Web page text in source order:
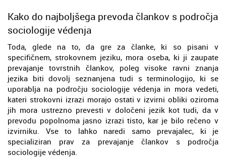
Kako do najboljšega prevoda člankov s področja
sociologije védenja
Toda, glede na to, da gre za članke, ki so pisani v
specifičnem, strokovnem jeziku, mora oseba, ki ji zaupate
prevajanje tovrstnih člankov, poleg visoke ravni znanja
jezika biti dovolj seznanjena tudi s terminologijo, ki se
uporablja na področju sociologije védenja in mora vedeti,
kateri strokovni izrazi morajo ostati v izvirni obliki oziroma
jih mora ustrezno prevesti v določeni jezik kot tudi, da v
prevodu popolnoma jasno izrazi tisto, kar je bilo rečeno v
izvirniku. Vse to lahko naredi samo prevajalec, ki je
specializiran prav za prevajanje člankov s področja
sociologije védenja.